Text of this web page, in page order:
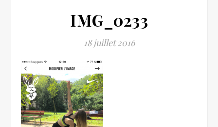
IMG_0233
18 juillet 2016